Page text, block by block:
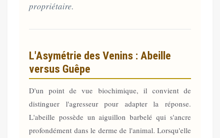
propriétaire.
L'Asymétrie des Venins : Abeille
versus Guêpe
D'un point de vue biochimique, il convient de
distinguer l'agresseur pour adapter la réponse.
L'abeille possède un aiguillon barbelé qui s'ancre
profondément dans le derme de l'animal. Lorsqu'elle